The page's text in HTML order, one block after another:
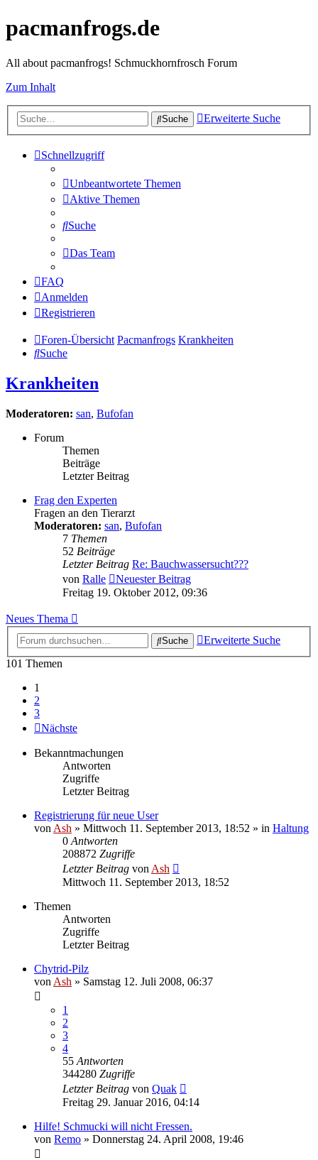
pacmanfrogs.de
All about pacmanfrogs! Schmuckhornfrosch Forum
Zum Inhalt
Suche Erweiterte Suche
Schnellzugriff
Unbeantwortete Themen
Aktive Themen
Suche
Das Team
FAQ
Anmelden
Registrieren
Foren-Übersicht Pacmanfrogs Krankheiten
Suche
Krankheiten
Moderatoren: san, Bufofan
Forum
Themen
Beiträge
Letzter Beitrag
Frag den Experten
Fragen an den Tierarzt
Moderatoren: san, Bufofan
7 Themen
52 Beiträge
Letzter Beitrag Re: Bauchwassersucht???
von Ralle
Neuester Beitrag
Freitag 19. Oktober 2012, 09:36
Neues Thema
Suche
Erweiterte Suche
101 Themen
1
2
3
Nächste
Bekanntmachungen
Antworten
Zugriffe
Letzter Beitrag
Registrierung für neue User
von Ash » Mittwoch 11. September 2013, 18:52 » in Haltung
0 Antworten
208872 Zugriffe
Letzter Beitrag von Ash
Mittwoch 11. September 2013, 18:52
Themen
Antworten
Zugriffe
Letzter Beitrag
Chytrid-Pilz
von Ash » Samstag 12. Juli 2008, 06:37
1
2
3
4
55 Antworten
344280 Zugriffe
Letzter Beitrag von Quak
Freitag 29. Januar 2016, 04:14
Hilfe! Schmucki will nicht Fressen.
von Remo » Donnerstag 24. April 2008, 19:46